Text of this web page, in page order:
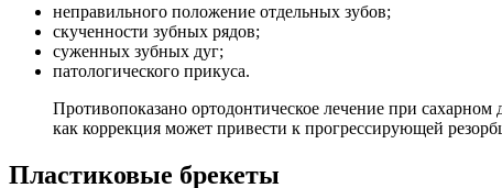
неправильного положение отдельных зубов;
скученности зубных рядов;
суженных зубных дуг;
патологического прикуса.
Противопоказано ортодонтическое лечение при сахарном
как коррекция может привести к прогрессирующей
Пластиковые брекеты